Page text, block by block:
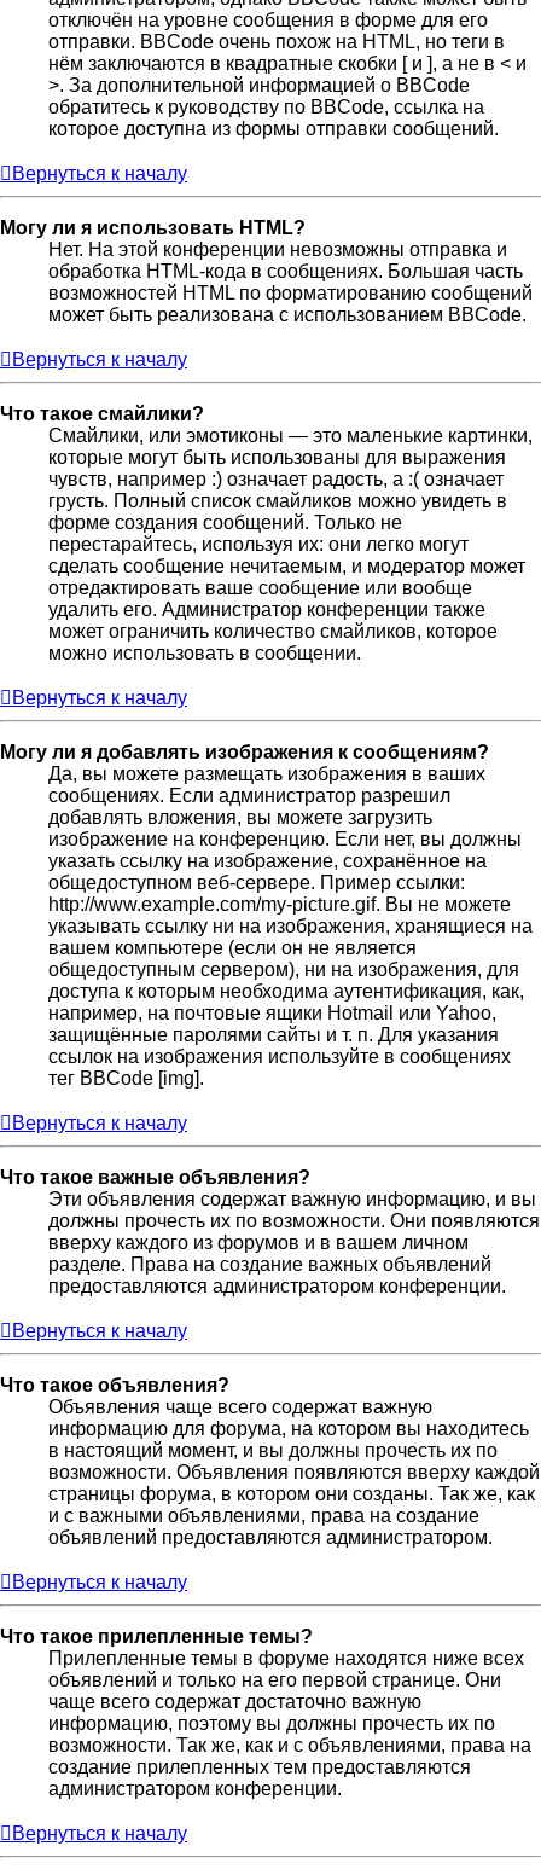
отключён на уровне сообщения в форме для его
отправки. BBCode очень похож на HTML, но теги в
нём заключаются в квадратные скобки [ и ], а не в < и
>. За дополнительной информацией о BBCode
обратитесь к руководству по BBCode, ссылка на
которое доступна из формы отправки сообщений.
Вернуться к началу
Могу ли я использовать HTML?
Нет. На этой конференции невозможны отправка и
обработка HTML-кода в сообщениях. Большая часть
возможностей HTML по форматированию сообщений
может быть реализована с использованием BBCode.
Вернуться к началу
Что такое смайлики?
Смайлики, или эмотиконы — это маленькие картинки,
которые могут быть использованы для выражения
чувств, например :) означает радость, а :( означает
грусть. Полный список смайликов можно увидеть в
форме создания сообщений. Только не
перестарайтесь, используя их: они легко могут
сделать сообщение нечитаемым, и модератор может
отредактировать ваше сообщение или вообще
удалить его. Администратор конференции также
может ограничить количество смайликов, которое
можно использовать в сообщении.
Вернуться к началу
Могу ли я добавлять изображения к сообщениям?
Да, вы можете размещать изображения в ваших
сообщениях. Если администратор разрешил
добавлять вложения, вы можете загрузить
изображение на конференцию. Если нет, вы должны
указать ссылку на изображение, сохранённое на
общедоступном веб-сервере. Пример ссылки:
http://www.example.com/my-picture.gif. Вы не можете
указывать ссылку ни на изображения, хранящиеся на
вашем компьютере (если он не является
общедоступным сервером), ни на изображения, для
доступа к которым необходима аутентификация, как,
например, на почтовые ящики Hotmail или Yahoo,
защищённые паролями сайты и т. п. Для указания
ссылок на изображения используйте в сообщениях
тег BBCode [img].
Вернуться к началу
Что такое важные объявления?
Эти объявления содержат важную информацию, и вы
должны прочесть их по возможности. Они появляются
вверху каждого из форумов и в вашем личном
разделе. Права на создание важных объявлений
предоставляются администратором конференции.
Вернуться к началу
Что такое объявления?
Объявления чаще всего содержат важную
информацию для форума, на котором вы находитесь
в настоящий момент, и вы должны прочесть их по
возможности. Объявления появляются вверху каждой
страницы форума, в котором они созданы. Так же, как
и с важными объявлениями, права на создание
объявлений предоставляются администратором.
Вернуться к началу
Что такое прилепленные темы?
Прилепленные темы в форуме находятся ниже всех
объявлений и только на его первой странице. Они
чаще всего содержат достаточно важную
информацию, поэтому вы должны прочесть их по
возможности. Так же, как и с объявлениями, права на
создание прилепленных тем предоставляются
администратором конференции.
Вернуться к началу